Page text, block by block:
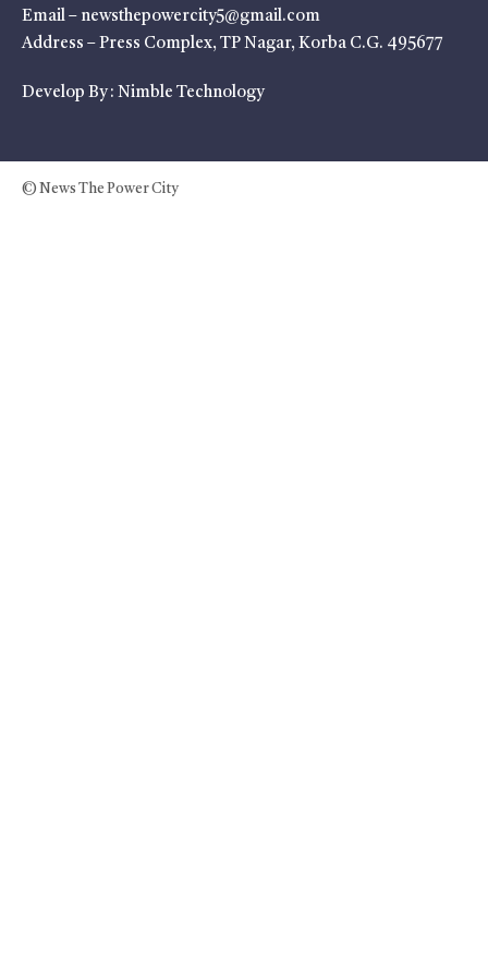
Email – newsthepowercity5@gmail.com
Address – Press Complex, TP Nagar, Korba C.G. 495677
Develop By : Nimble Technology
© News The Power City